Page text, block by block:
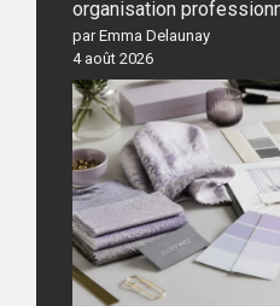
organisation
par Emma Delaunay
4 août 2026